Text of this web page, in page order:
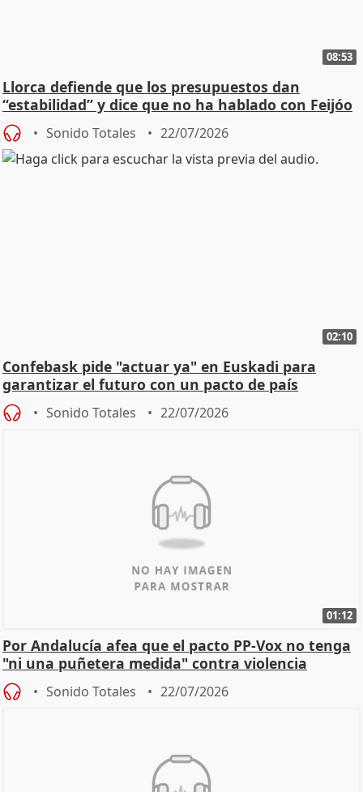
08:53
Llorca defiende que los presupuestos dan
“estabilidad” y dice que no ha hablado con Feijóo
Sonido Totales 22/07/2026
02:10
Confebask pide "actuar ya" en Euskadi para
garantizar el futuro con un pacto de país
Sonido Totales 22/07/2026
01:12
Por Andalucía afea que el pacto PP-Vox no tenga
"ni una puñetera medida" contra violencia
machista
Sonido Totales 22/07/2026